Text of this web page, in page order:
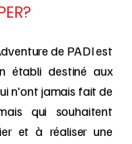
de PADI est
établi destiné aux
n'ont jamais fait de
qui souhaitent
et à réaliser une